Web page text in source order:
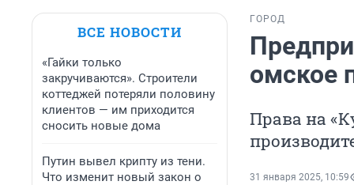
ВСЕ НОВОСТИ
«Гайки только
закручиваются». Строители
коттеджей потеряли половину
клиентов — им приходится
сносить новые дома
Путин вывел крипту из тени.
Что изменит новый закон о
ГОРОД
омское
Права на
31 января 2025, 10:59